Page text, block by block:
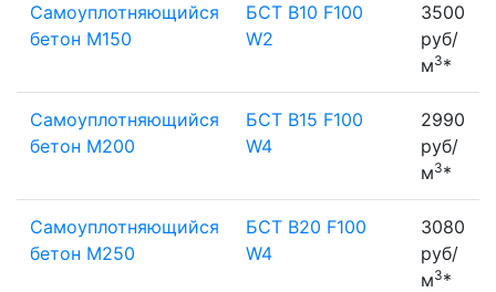
Самоуплотняющийся
бетон М150
БСТ В10 F100
W2
3500
руб/
м3*
Самоуплотняющийся
бетон М200
БСТ B15 F100
W4
2990
руб/
м3*
Самоуплотняющийся
бетон М250
БСТ B20 F100
W4
3080
руб/
м3*